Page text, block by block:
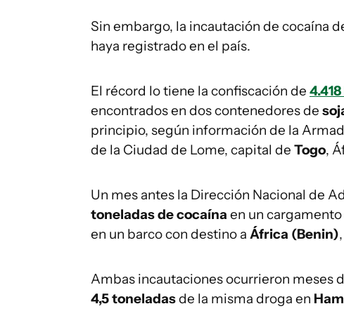
Sin embargo, la incautación de cocaína
haya registrado en el país.
El récord lo tiene la confiscación de
encontrados en dos contenedores de
principio, según información de la
de la Ciudad de Lome, capital de Togo,
Un mes antes la Dirección Nacional de
toneladas de cocaína en un
en un barco con destino a África (Benin)
Ambas incautaciones ocurrieron meses
4,5 toneladasde la misma droga en